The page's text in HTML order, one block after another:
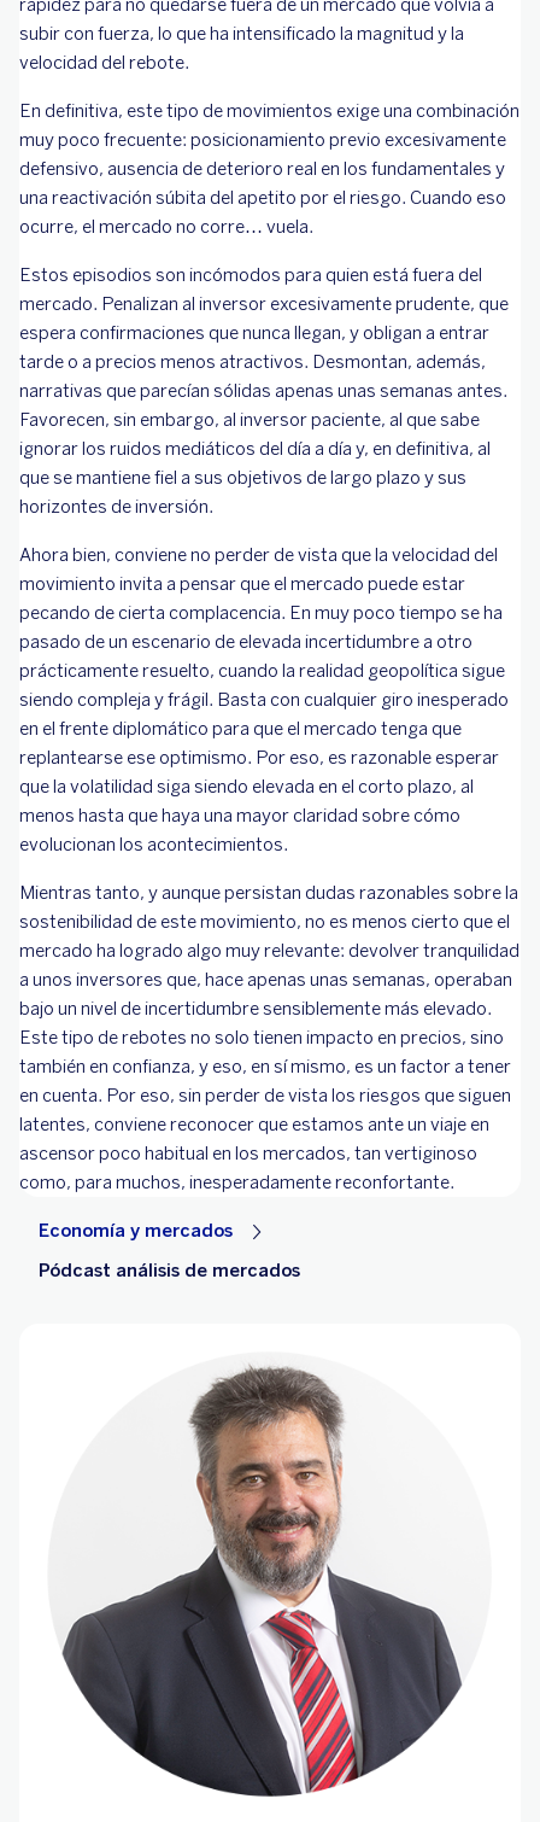
rapidez para no quedarse fuera de un mercado que volvía a
subir con fuerza, lo que ha intensificado la magnitud y la
velocidad del rebote.
En definitiva, este tipo de movimientos exige una combinación
muy poco frecuente: posicionamiento previo excesivamente
defensivo, ausencia de deterioro real en los fundamentales y
una reactivación súbita del apetito por el riesgo. Cuando eso
ocurre, el mercado no corre… vuela.
Estos episodios son incómodos para quien está fuera del
mercado. Penalizan al inversor excesivamente prudente, que
espera confirmaciones que nunca llegan, y obligan a entrar
tarde o a precios menos atractivos. Desmontan, además,
narrativas que parecían sólidas apenas unas semanas antes.
Favorecen, sin embargo, al inversor paciente, al que sabe
ignorar los ruidos mediáticos del día a día y, en definitiva, al
que se mantiene fiel a sus objetivos de largo plazo y sus
horizontes de inversión.
Ahora bien, conviene no perder de vista que la velocidad del
movimiento invita a pensar que el mercado puede estar
pecando de cierta complacencia. En muy poco tiempo se ha
pasado de un escenario de elevada incertidumbre a otro
prácticamente resuelto, cuando la realidad geopolítica sigue
siendo compleja y frágil. Basta con cualquier giro inesperado
en el frente diplomático para que el mercado tenga que
replantearse ese optimismo. Por eso, es razonable esperar
que la volatilidad siga siendo elevada en el corto plazo, al
menos hasta que haya una mayor claridad sobre cómo
evolucionan los acontecimientos.
Mientras tanto, y aunque persistan dudas razonables sobre la
sostenibilidad de este movimiento, no es menos cierto que el
mercado ha logrado algo muy relevante: devolver tranquilidad
a unos inversores que, hace apenas unas semanas, operaban
bajo un nivel de incertidumbre sensiblemente más elevado.
Este tipo de rebotes no solo tienen impacto en precios, sino
también en confianza, y eso, en sí mismo, es un factor a tener
en cuenta. Por eso, sin perder de vista los riesgos que siguen
latentes, conviene reconocer que estamos ante un viaje en
ascensor poco habitual en los mercados, tan vertiginoso
como, para muchos, inesperadamente reconfortante.
Economía y mercados
Pódcast análisis de mercados